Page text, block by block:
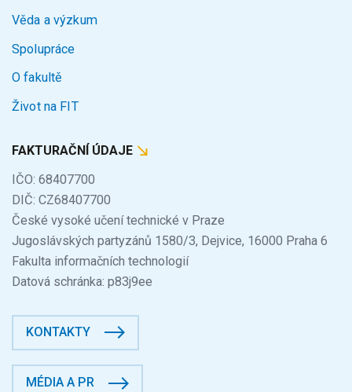
Věda a výzkum
Spolupráce
O fakultě
Život na FIT
FAKTURAČNÍ ÚDAJE
IČO: 68407700
DIČ: CZ68407700
České vysoké učení technické v Praze
Jugoslávských partyzánů 1580/3, Dejvice, 16000 Praha 6
Fakulta informačních technologií
Datová schránka: p83j9ee
KONTAKTY
MÉDIA A PR